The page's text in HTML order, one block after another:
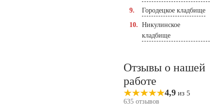
Городецкое кладбище
Никулинское
кладбище
Отзывы о нашей
работе
4,9 из 5
635 отзывов